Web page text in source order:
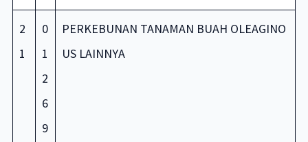
2
1
0
1
2
6
9
PERKEBUNAN TANAMAN BUAH OLEAGINO
US LAINNYA